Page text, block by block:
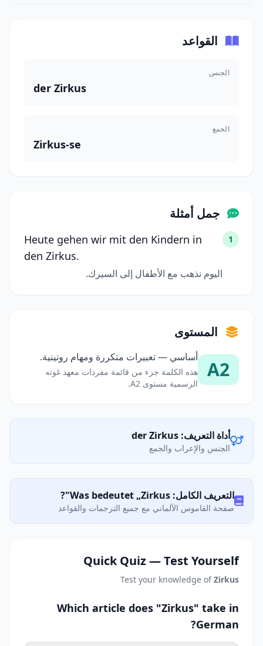
القواعد
الجنس
der Zirkus
الجمع
Zirkus-se
جمل أمثلة
1
Heute gehen wir mit den Kindern in
den Zirkus.
اليوم نذهب مع الأطفال إلى السيرك.
المستوى
A2
أساسي — تعبيرات متكررة ومهام روتينية.
هذه الكلمة جزء من قائمة مفردات معهد غوته
الرسمية مستوى A2.
أداة التعريف: der Zirkus
الجنس والإعراب والجمع
التعريف الكامل: Was bedeutet „Zirkus"?
صفحة القاموس الألماني مع جميع الترجمات والقواعد
Quick Quiz — Test Yourself
Test your knowledge ofZirkus
Which article does "Zirkus" take in
German?